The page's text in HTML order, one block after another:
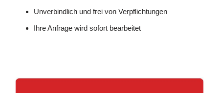
Unverbindlich und frei von Verpflichtungen
Ihre Anfrage wird sofort bearbeitet